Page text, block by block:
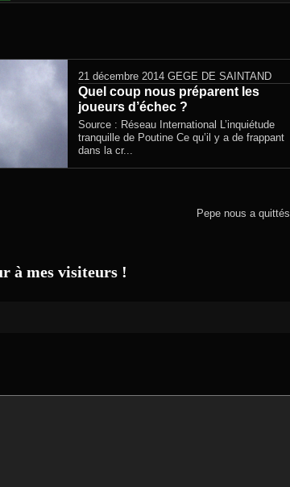
21 décembre 2014 GEGE DE SAINTAND
Quel coup nous préparent les
joueurs d’échec ?
Source : Réseau International L’inquiétude
tranquille de Poutine Ce qu’il y a de frappant
dans la cr...
Pepe nous a quittés
à mes visiteurs !